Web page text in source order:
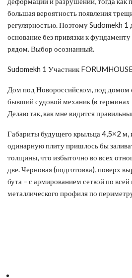
большая вероятность появления
регулярностью. Поэтому Sudomekh 1
основание без привязки к
рядом. Выбор осознанный.
Sudomekh 1 Участник
Дом под Новороссийском, под домом
бывший судовой механик (в терминах
Делаю так, как мне видится
Габариты будущего крыльца 4,5×2 м,
одинарную плиту пришлось бы
толщины, что избыточно во всех
две. Черновая (подготовка), поверх
бута – с армированием сеткой по
металлического профиля по